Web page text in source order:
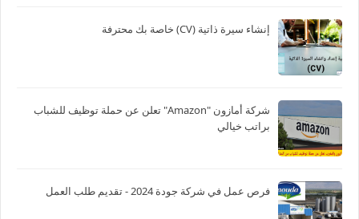
إنشاء سيرة ذاتية (CV) خاصة بك محترفة
شركة أمازون "Amazon" تعلن عن حملة توظيف للشباب
براتب خيالي
فرص عمل في شركة جودة 2024 - تقديم طلب العمل